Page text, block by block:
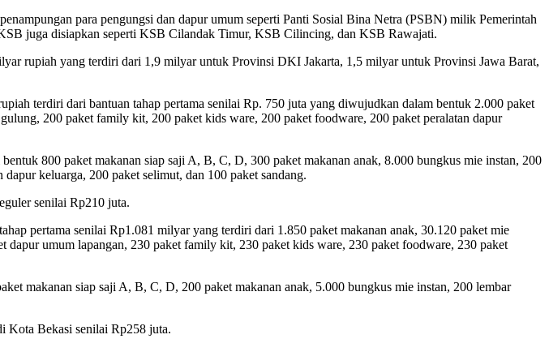
para pengungsi dan dapur umum seperti Panti Sosial Bina Netra (PSBN) milik Pemerintah
juga disiapkan seperti KSB Cilandak Timur, KSB Cilincing, dan KSB Rawajati.
rupiah yang terdiri dari 1,9 milyar untuk Provinsi DKI Jakarta, 1,5 milyar untuk Provinsi Jawa Barat,
terdiri dari bantuan tahap pertama senilai Rp. 750 juta yang diwujudkan dalam bentuk 2.000 paket
200 paket family kit, 200 paket kids ware, 200 paket foodware, 200 paket peralatan dapur
800 paket makanan siap saji A, B, C, D, 300 paket makanan anak, 8.000 bungkus mie instan, 200
keluarga, 200 paket selimut, dan 100 paket sandang.
senilai Rp210 juta.
pertama senilai Rp1.081 milyar yang terdiri dari 1.850 paket makanan anak, 30.120 paket mie
umum lapangan, 230 paket family kit, 230 paket kids ware, 230 paket foodware, 230 paket
makanan siap saji A, B, C, D, 200 paket makanan anak, 5.000 bungkus mie instan, 200 lembar
Kota Bekasi senilai Rp258 juta.